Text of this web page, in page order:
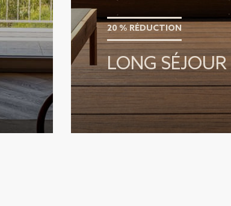
20 % RÉDUCTION
LONG SÉJOUR